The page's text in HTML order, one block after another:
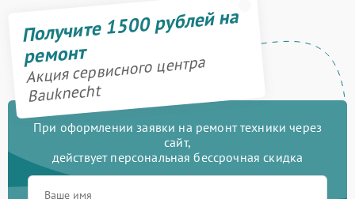
Получите 1500 рублей на
ремонт
Акция сервисного центра
Bauknecht
При оформлении заявки на ремонт техники через
сайт,
действует персональная бессрочная скидка